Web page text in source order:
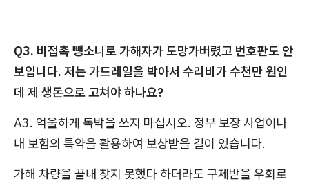
Q3. 비접촉 뺑소니로 가해자가 도망가버렸고 번호판도 안
보입니다. 저는 가드레일을 박아서 수리비가 수천만 원인
데 제 생돈으로 고쳐야 하나요?
A3. 억울하게 독박을 쓰지 마십시오. 정부 보장 사업이나
내 보험의 특약을 활용하여 보상받을 길이 있습니다.
가해 차량을 끝내 찾지 못했다 하더라도 구제받을 우회로